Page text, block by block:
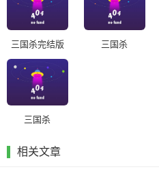
三国杀完结版 三国杀
三国杀
相关文章